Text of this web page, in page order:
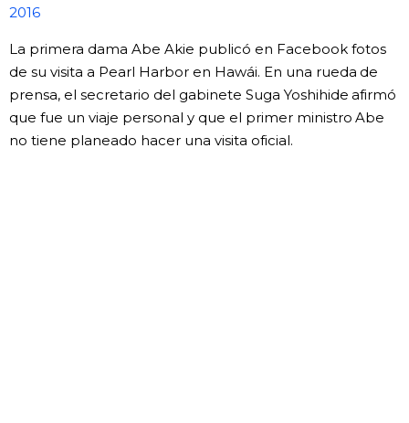
2016
La primera dama Abe Akie publicó en Facebook fotos
de su visita a Pearl Harbor en Hawái. En una rueda de
prensa, el secretario del gabinete Suga Yoshihide afirmó
que fue un viaje personal y que el primer ministro Abe
no tiene planeado hacer una visita oficial.